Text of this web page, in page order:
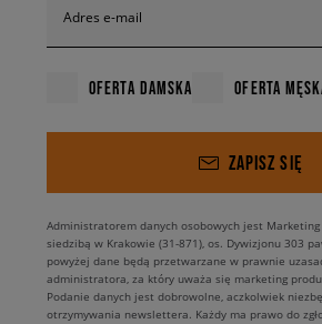
Adres e-mail
OFERTA DAMSKA OFERTA
ZAPISZ SIĘ
Administratorem danych osobowych jest Marketing
siedzibą w Krakowie (31-871), os. Dywizjonu 303
powyżej dane będą przetwarzane w prawnie
administratora, za który uważa się marketing
Podanie danych jest dobrowolne, aczkolwiek
otrzymywania newslettera. Każdy ma prawo do